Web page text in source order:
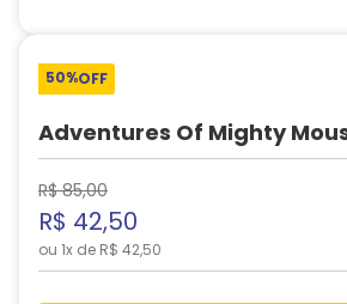
50%OFF
Adventures Of Mighty
R$ 85,00
R$ 42,50
ou 1x de R$ 42,50